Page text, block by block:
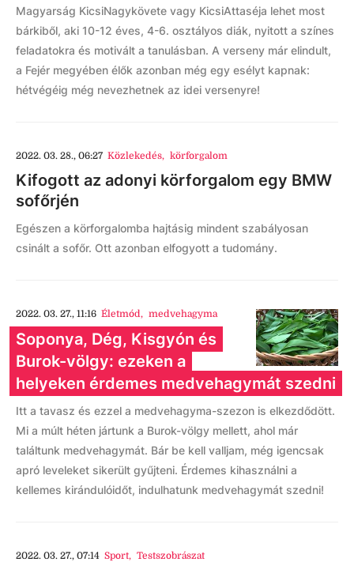
Magyarság KicsiNagykövete vagy KicsiAttaséja lehet most
bárkiből, aki 10-12 éves, 4-6. osztályos diák, nyitott a színes
feladatokra és motivált a tanulásban. A verseny már elindult,
a Fejér megyében élők azonban még egy esélyt kapnak:
hétvégéig még nevezhetnek az idei versenyre!
2022. 03. 28., 06:27 Közlekedés, körforgalom
Kifogott az adonyi körforgalom egy BMW
sofőrjén
Egészen a körforgalomba hajtásig mindent szabályosan
csinált a sofőr. Ott azonban elfogyott a tudomány.
2022. 03. 27., 11:16 Életmód, medvehagyma
Soponya, Dég, Kisgyón és
Burok-völgy: ezeken a
helyeken érdemes medvehagymát szedni
Itt a tavasz és ezzel a medvehagyma-szezon is elkezdődött.
Mi a múlt héten jártunk a Burok-völgy mellett, ahol már
találtunk medvehagymát. Bár be kell valljam, még igencsak
apró leveleket sikerült gyűjteni. Érdemes kihasználni a
kellemes kirándulóidőt, indulhatunk medvehagymát szedni!
2022. 03. 27., 07:14 Sport, Testszobrászat